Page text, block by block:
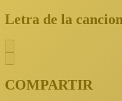
Letra de la
COMPARTIR